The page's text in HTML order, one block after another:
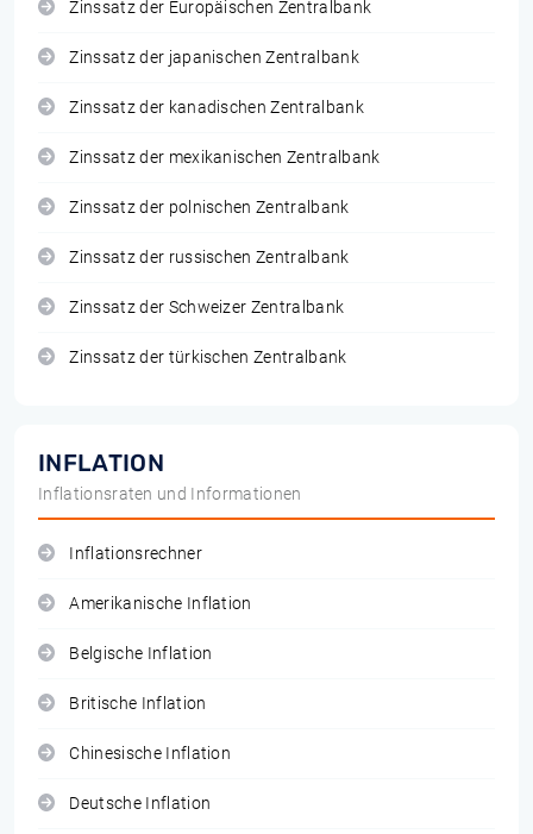
Zinssatz der Europäischen Zentralbank
Zinssatz der japanischen Zentralbank
Zinssatz der kanadischen Zentralbank
Zinssatz der mexikanischen Zentralbank
Zinssatz der polnischen Zentralbank
Zinssatz der russischen Zentralbank
Zinssatz der Schweizer Zentralbank
Zinssatz der türkischen Zentralbank
INFLATION
Inflationsraten und Informationen
Inflationsrechner
Amerikanische Inflation
Belgische Inflation
Britische Inflation
Chinesische Inflation
Deutsche Inflation